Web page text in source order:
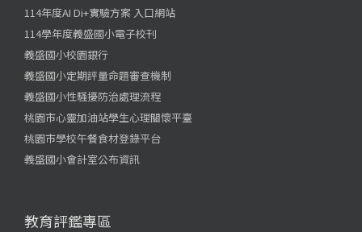
114年度AI Di+實驗方案 入口網站
114學年度義盛國小電子校刊
義盛國小校園銀行
義盛國小定期評量命題審查機制
義盛國小性騷擾防治處理流程
桃園市心靈加油站學生心理關懷平臺
桃園市學校午餐食材登錄平台
義盛國小會計室公布資訊
教育評鑑專區